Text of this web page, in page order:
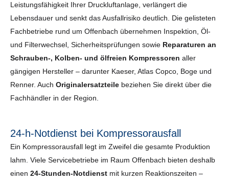
Leistungsfähigkeit Ihrer Druckluftanlage, verlängert die
Lebensdauer und senkt das Ausfallrisiko deutlich. Die gelisteten
Fachbetriebe rund um Offenbach übernehmen Inspektion, Öl-
und Filterwechsel, Sicherheits­prüfungen sowie Reparaturen an
Schrauben-, Kolben- und ölfreien Kompressoren aller
gängigen Hersteller – darunter Kaeser, Atlas Copco, Boge und
Renner. Auch Originalersatzteile beziehen Sie direkt über die
Fachhändler in der Region.
24-h-Notdienst bei Kompressorausfall
Ein Kompressorausfall legt im Zweifel die gesamte Produktion
lahm. Viele Servicebetriebe im Raum Offenbach bieten deshalb
einen 24-Stunden-Notdienst mit kurzen Reaktionszeiten –